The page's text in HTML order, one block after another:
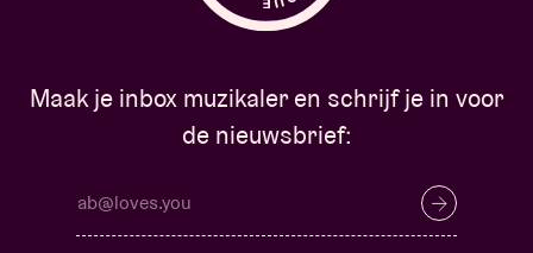
Maak je inbox muzikaler en schrijf je in voor
de nieuwsbrief: